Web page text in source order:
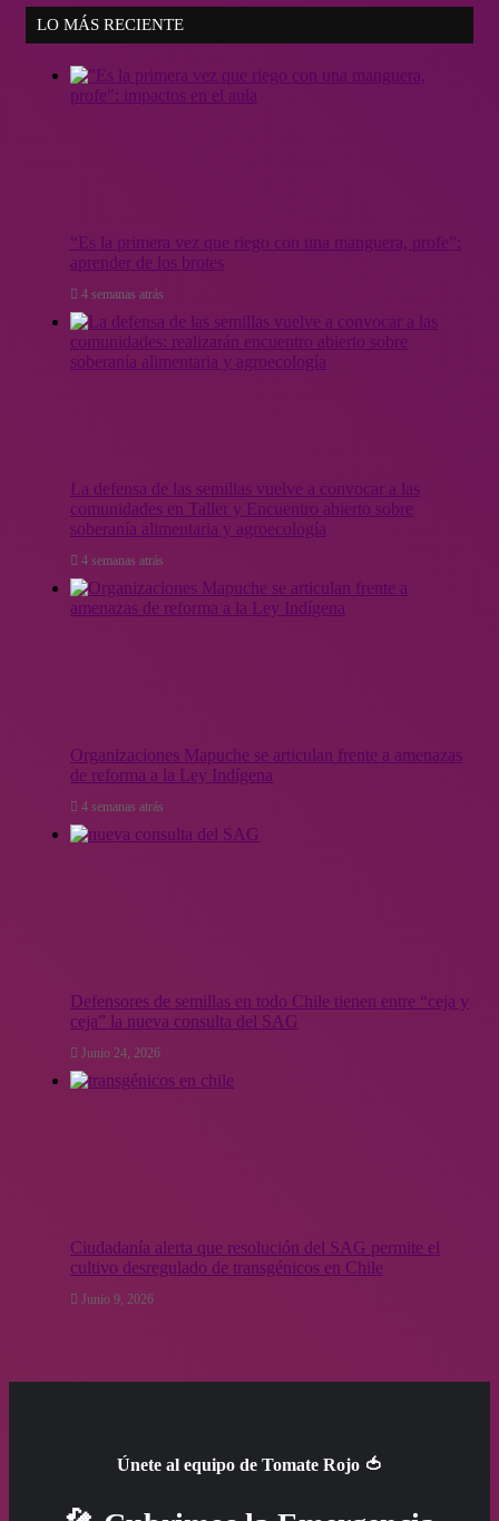
LO MÁS RECIENTE
“Es la primera vez que riego con una manguera, profe”:
aprender de los brotes
4 semanas atrás
La defensa de las semillas vuelve a convocar a las
comunidades en Taller y Encuentro abierto sobre
soberanía alimentaria y agroecología
4 semanas atrás
Organizaciones Mapuche se articulan frente a amenazas
de reforma a la Ley Indígena
4 semanas atrás
Defensores de semillas en todo Chile tienen entre “ceja y
ceja” la nueva consulta del SAG
Junio 24, 2026
Ciudadanía alerta que resolución del SAG permite el
cultivo desregulado de transgénicos en Chile
Junio 9, 2026
Únete al equipo de Tomate Rojo 🍅